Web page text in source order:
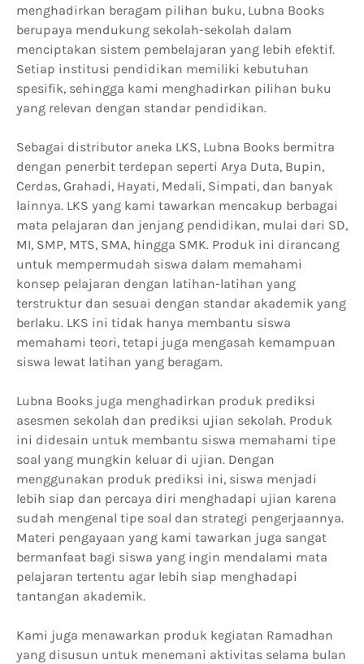
menghadirkan beragam pilihan buku, Lubna Books
berupaya mendukung sekolah-sekolah dalam
menciptakan sistem pembelajaran yang lebih efektif.
Setiap institusi pendidikan memiliki kebutuhan
spesifik, sehingga kami menghadirkan pilihan buku
yang relevan dengan standar pendidikan.
Sebagai distributor aneka LKS, Lubna Books bermitra
dengan penerbit terdepan seperti Arya Duta, Bupin,
Cerdas, Grahadi, Hayati, Medali, Simpati, dan banyak
lainnya. LKS yang kami tawarkan mencakup berbagai
mata pelajaran dan jenjang pendidikan, mulai dari SD,
MI, SMP, MTS, SMA, hingga SMK. Produk ini dirancang
untuk mempermudah siswa dalam memahami
konsep pelajaran dengan latihan-latihan yang
terstruktur dan sesuai dengan standar akademik yang
berlaku. LKS ini tidak hanya membantu siswa
memahami teori, tetapi juga mengasah kemampuan
siswa lewat latihan yang beragam.
Lubna Books juga menghadirkan produk prediksi
asesmen sekolah dan prediksi ujian sekolah. Produk
ini didesain untuk membantu siswa memahami tipe
soal yang mungkin keluar di ujian. Dengan
menggunakan produk prediksi ini, siswa menjadi
lebih siap dan percaya diri menghadapi ujian karena
sudah mengenal tipe soal dan strategi pengerjaannya.
Materi pengayaan yang kami tawarkan juga sangat
bermanfaat bagi siswa yang ingin mendalami mata
pelajaran tertentu agar lebih siap menghadapi
tantangan akademik.
Kami juga menawarkan produk kegiatan Ramadhan
yang disusun untuk menemani aktivitas selama bulan